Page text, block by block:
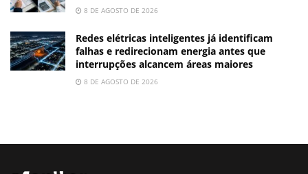
8 DE AGOSTO DE 2026
Redes elétricas inteligentes já identificam
falhas e redirecionam energia antes que
interrupções alcancem áreas maiores
8 DE AGOSTO DE 2026